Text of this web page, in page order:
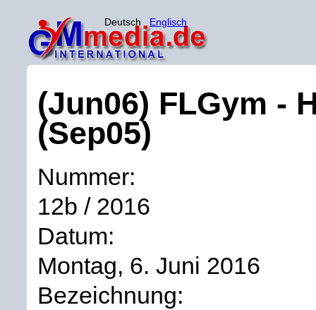
Deutsch Englisch
(Jun06) FLGym -
(Sep05)
Nummer:
12b / 2016
Datum:
Montag, 6. Juni 2016
Bezeichnung: